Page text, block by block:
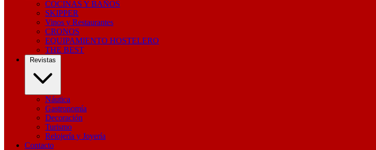
COCINAS Y BAÑOS
SKIPPER
Vinos y Restaurantes
CRONOS
EQUIPAMIENTO HOSTELERO
THE BEST
Revistas
Náutica
Gastronomía
Decoración
Turismo
Relojería y Joyería
Contacto